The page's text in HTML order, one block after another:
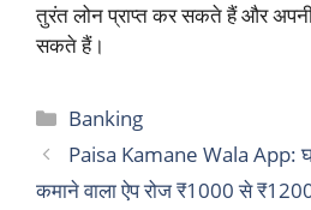
तुरंत लोन प्राप्त कर सकते हैं और अपनी
सकते हैं।
Categories
Banking
Paisa Kamane Wala App:
कमाने वाला ऐप रोज ₹1000 से ₹1200